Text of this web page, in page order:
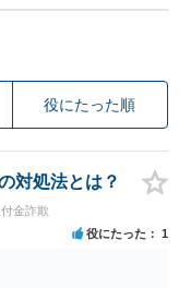
役にたった順
対処法とは？
金詐欺
役にたった 1